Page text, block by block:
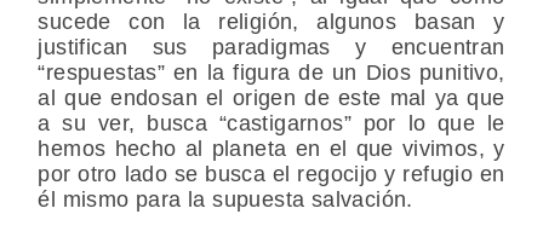
sucede con la religión, algunos basan y
justifican sus paradigmas y encuentran
“respuestas” en la figura de un Dios punitivo,
al que endosan el origen de este mal ya que
a su ver, busca “castigarnos” por lo que le
hemos hecho al planeta en el que vivimos, y
por otro lado se busca el regocijo y refugio en
él mismo para la supuesta salvación.